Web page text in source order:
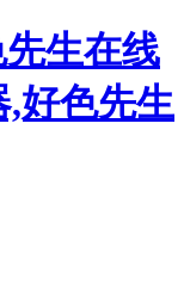
生在线
,好色先生